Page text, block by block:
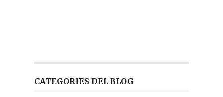
CATEGORIES DEL BLOG